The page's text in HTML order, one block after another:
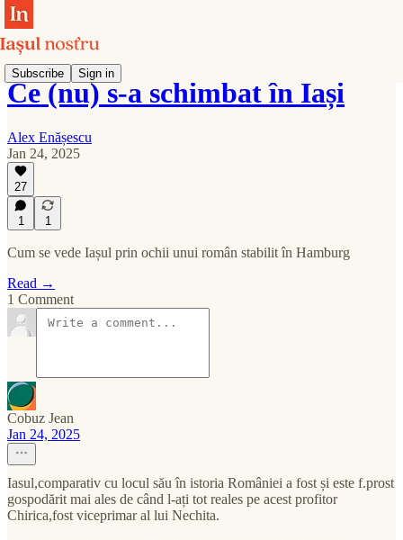
Subscribe Sign in
Ce (nu) s-a schimbat în Iași
Alex Enășescu
Jan 24, 2025
27
1 1
Cum se vede Iașul prin ochii unui român stabilit în Hamburg
Read →
1 Comment
Cobuz Jean
Jan 24, 2025
Iasul,comparativ cu locul său în istoria României a fost și este f.prost
gospodărit mai ales de când l-ați tot reales pe acest profitor
Chirica,fost viceprimar al lui Nechita.